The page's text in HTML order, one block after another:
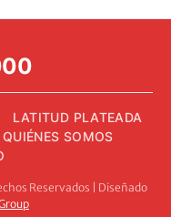
LATITUD PLATEADA
QUIÉNES SOMOS
Reservados | Diseñado